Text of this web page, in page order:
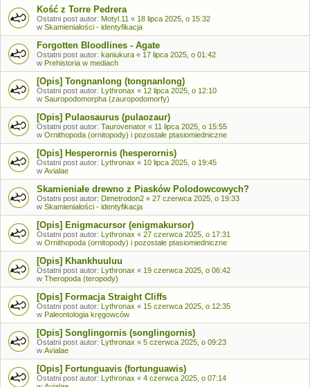
Kość z Torre Pedrera
Ostatni post autor: Motyl.11 « 18 lipca 2025, o 15:32
w Skamieniałości - identyfikacja
Forgotten Bloodlines - Agate
Ostatni post autor: kaniukura « 17 lipca 2025, o 01:42
w Prehistoria w mediach
[Opis] Tongnanlong (tongnanlong)
Ostatni post autor: Lythronax « 12 lipca 2025, o 12:10
w Sauropodomorpha (zauropodomorfy)
[Opis] Pulaosaurus (pulaozaur)
Ostatni post autor: Taurovenator « 11 lipca 2025, o 15:55
w Ornithopoda (ornitopody) i pozostałe ptasiomiedniczne
[Opis] Hesperornis (hesperornis)
Ostatni post autor: Lythronax « 10 lipca 2025, o 19:45
w Avialae
Skamieniałe drewno z Piasków Polodowcowych?
Ostatni post autor: Dimetrodon2 « 27 czerwca 2025, o 19:33
w Skamieniałości - identyfikacja
[Opis] Enigmacursor (enigmakursor)
Ostatni post autor: Lythronax « 27 czerwca 2025, o 17:31
w Ornithopoda (ornitopody) i pozostałe ptasiomiedniczne
[Opis] Khankhuuluu
Ostatni post autor: Lythronax « 19 czerwca 2025, o 06:42
w Theropoda (teropody)
[Opis] Formacja Straight Cliffs
Ostatni post autor: Lythronax « 15 czerwca 2025, o 12:35
w Paleontologia kręgowców
[Opis] Songlingornis (songlingornis)
Ostatni post autor: Lythronax « 5 czerwca 2025, o 09:23
w Avialae
[Opis] Fortunguavis (fortunguawis)
Ostatni post autor: Lythronax « 4 czerwca 2025, o 07:14